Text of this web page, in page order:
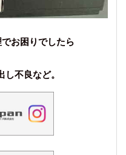
お困りでしたら
不良など。